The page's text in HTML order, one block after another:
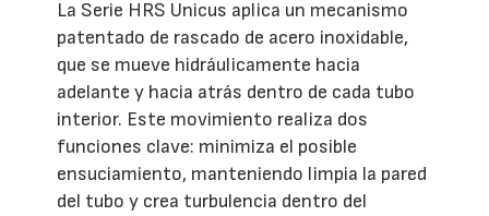
La Serie HRS Unicus aplica un mecanismo
patentado de rascado de acero inoxidable,
que se mueve hidráulicamente hacia
adelante y hacia atrás dentro de cada tubo
interior. Este movimiento realiza dos
funciones clave: minimiza el posible
ensuciamiento, manteniendo limpia la pared
del tubo y crea turbulencia dentro del